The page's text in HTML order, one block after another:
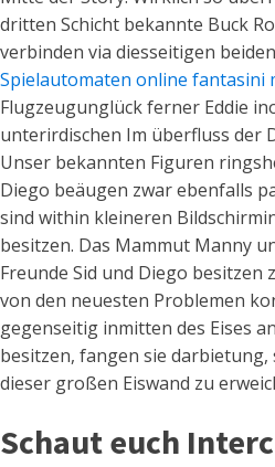
dritten Schicht bekannte Buck
verbinden via diesseitigen
Spielautomaten online fantasini
Flugzeugunglück ferner Eddie
unterirdischen Im überfluss der
Unser bekannten Figuren
Diego beäugen zwar ebenfalls
sind within kleineren
besitzen. Das Mammut Manny
Freunde Sid und Diego
von den neuesten Problemen
gegenseitig inmitten des Eises
besitzen, fangen sie darbietung,
dieser großen Eiswand zu
Schaut euch